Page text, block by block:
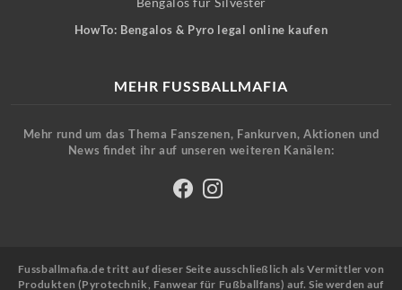
HowTo: Bengalos & Pyro legal online kaufen
MEHR FUSSBALLMAFIA
Mehr rund um das Thema Fanszenen, Fankurven, Aktionen und
News findet ihr auf unseren weiteren Kanälen:
Fussballmafia.de tritt auf dieser Seite ausschließlich als Vermittler von
Produkten (Pyrotechnik, Fanwear für Fußballfans) auf. Sie werden auf